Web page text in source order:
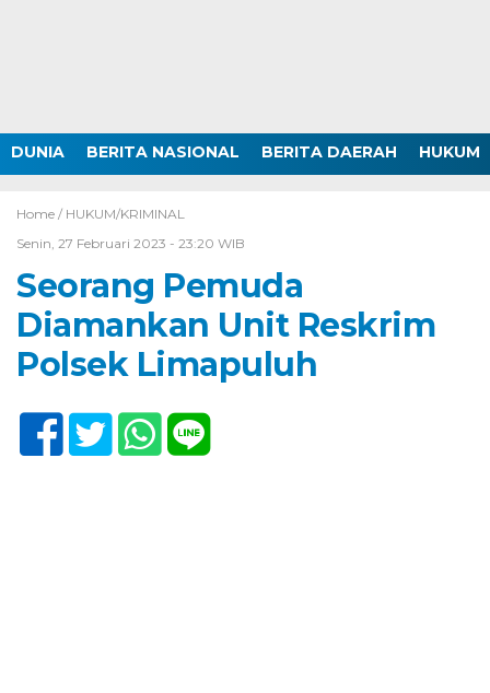
DUNIA BERITA NASIONAL BERITA DAERAH HUKUM
Home / HUKUM/KRIMINAL
Senin, 27 Februari 2023 - 23:20 WIB
Seorang Pemuda
Diamankan Unit Reskrim
Polsek Limapuluh